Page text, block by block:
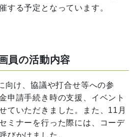
する予定となっています。
員の活動内容
け、協議や打合せ等への参
申請手続き時の支援、イベント
ていただきました。また、11月
ミナーを行った際には、コーデ
びかけました。